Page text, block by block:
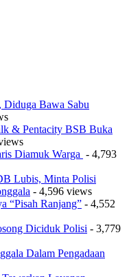
Diduga Bawa Sabu
& Pentacity BSB Buka
Diamuk Warga - 4,793
Lubis, Minta Polisi
- 4,596 views
“Pisah Ranjang” - 4,552
Diciduk Polisi - 3,779
Dalam Pengadaan